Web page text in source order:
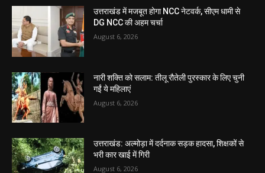
उत्तराखंड में मजबूत होगा NCC नेटवर्क, सीएम धामी से
DG NCC की अहम चर्चा
August 6, 2026
नारी शक्ति को सलाम: तीलू रौतेली पुरस्कार के लिए चुनी
गईं ये महिलाएं
August 6, 2026
उत्तराखंड: अल्मोड़ा में दर्दनाक सड़क हादसा, शिक्षकों से
भरी कार खाई में गिरी
August 6, 2026